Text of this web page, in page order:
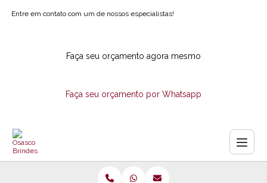
Entre em contato com um de nossos especialistas!
Faça seu orçamento agora mesmo
Faça seu orçamento por Whatsapp